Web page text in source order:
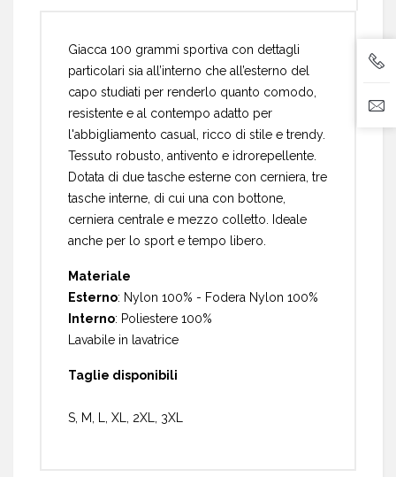
Giacca 100 grammi sportiva con dettagli
particolari sia all’interno che all’esterno del
capo studiati per renderlo quanto comodo,
resistente e al contempo adatto per
l'abbigliamento casual, ricco di stile e trendy.
Tessuto robusto, antivento e idrorepellente.
Dotata di due tasche esterne con cerniera, tre
tasche interne, di cui una con bottone,
cerniera centrale e mezzo colletto. Ideale
anche per lo sport e tempo libero.
Materiale
Esterno: Nylon 100% - Fodera Nylon 100%
Interno: Poliestere 100%
Lavabile in lavatrice
Taglie disponibili
S, M, L, XL, 2XL, 3XL